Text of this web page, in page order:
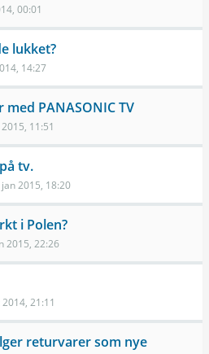
00:01
lukket?
14:27
PANASONIC TV
11:51
tv.
2015, 18:20
i Polen?
2015, 22:26
21:11
returvarer som nye